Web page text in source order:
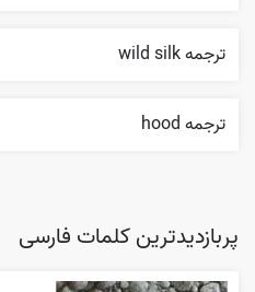
ترجمه wild silk
ترجمه hood
پربازدیدترین کلمات فارسی